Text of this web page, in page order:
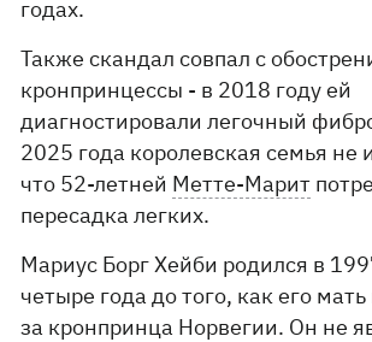
годах.
Также скандал совпал с
кронпринцессы - в 2018 году ей
диагностировали легочный
2025 года королевская семья не
что 52-летней Метте-Марит
пересадка легких.
Мариус Борг Хейби родился в
четыре года до того, как его
за кронпринца Норвегии. Он не